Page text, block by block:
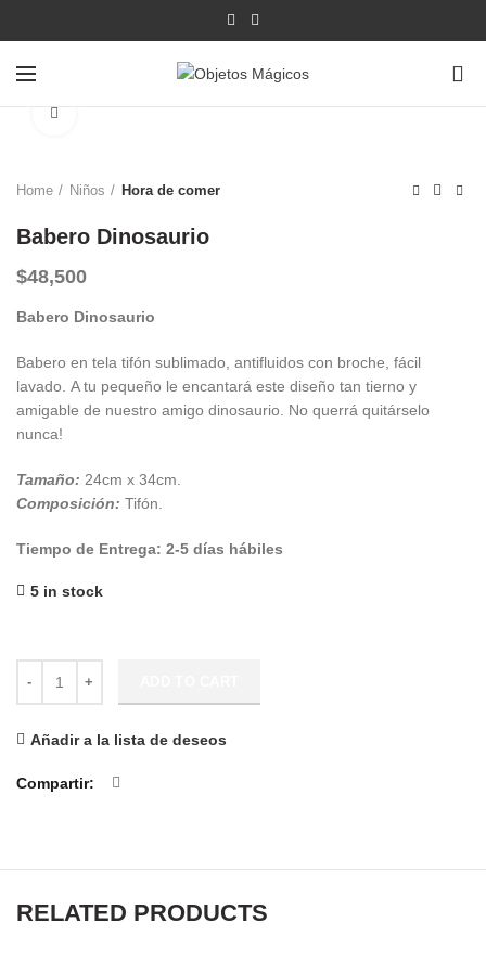
Home Niños Hora de comer
Babero Dinosaurio
$48,500
Babero Dinosaurio
Babero en tela tifón sublimado, antifluidos con broche, fácil
lavado. A tu pequeño le encantará este diseño tan tierno y
amigable de nuestro amigo dinosaurio. No querrá quitárselo
nunca!
Tamaño: 24cm x 34cm.
Composición: Tifón.
Tiempo de Entrega: 2-5 días hábiles
5 in stock
Añadir a la lista de deseos
Compartir
RELATED PRODUCTS